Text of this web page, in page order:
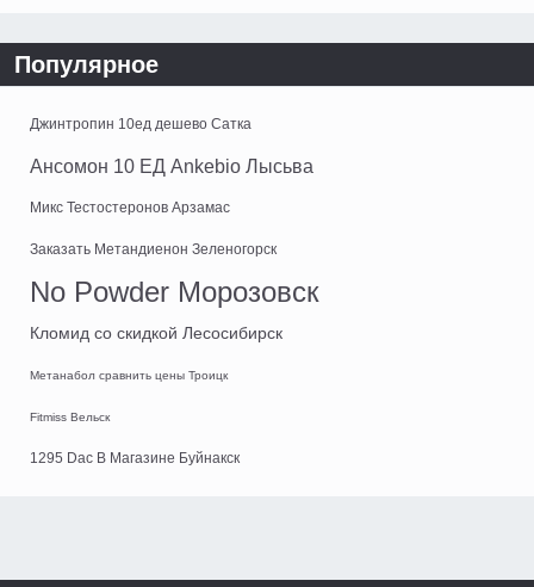
Популярное
Джинтропин 10ед дешево Сатка
Ансомон 10 ЕД Ankebio Лысьва
Микс Тестостеронов Арзамас
Заказать Метандиенон Зеленогорск
No Powder Морозовск
Кломид со скидкой Лесосибирск
Метанабол сравнить цены Троицк
Fitmiss Вельск
1295 Dac В Магазине Буйнакск